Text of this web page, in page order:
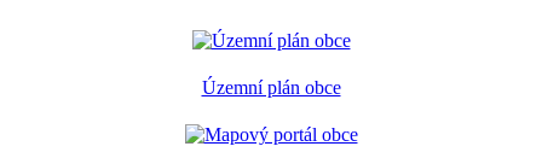
Územní plán obce